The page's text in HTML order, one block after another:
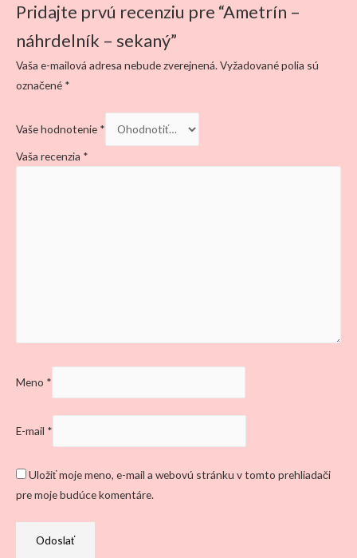
Pridajte prvú recenziu pre “Ametrín –
náhrdelník – sekaný”
Vaša e-mailová adresa nebude zverejnená. Vyžadované polia sú
označené *
Vaše hodnotenie *
Vaša recenzia *
Meno *
E-mail *
Uložiť moje meno, e-mail a webovú stránku v tomto prehliadači
pre moje budúce komentáre.